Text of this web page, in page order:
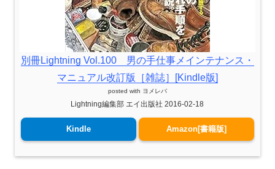
別冊Lightning Vol.100 男の手仕事メインテナンス・
マニュアル改訂版［雑誌］[Kindle版]
posted with ヨメレバ
Lightning編集部 エイ出版社 2016-02-18
Kindle Amazon[書籍版]